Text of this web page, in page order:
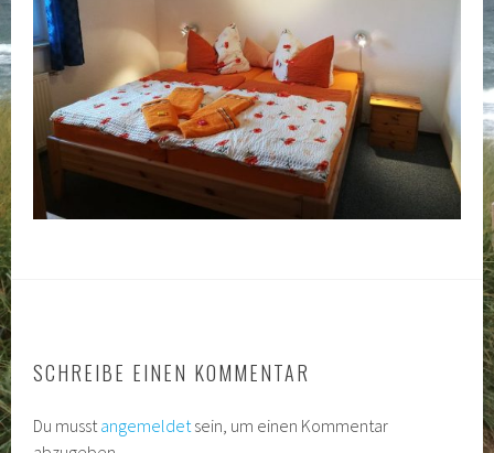
SCHREIBE EINEN KOMMENTAR
Du musstangemeldetsein, um einen Kommentar